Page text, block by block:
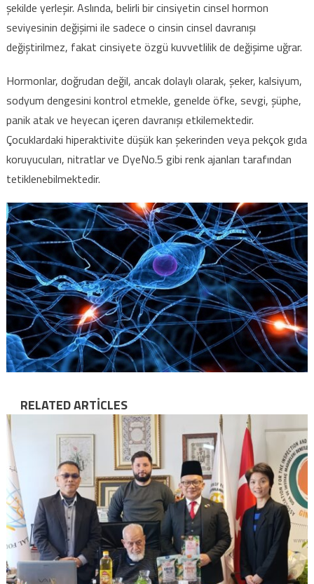
şekilde yerleşir. Aslında, belirli bir cinsiyetin cinsel hormon
seviyesinin değişimi ile sadece o cinsin cinsel davranışı
değiştirilmez, fakat cinsiyete özgü kuvvetlilik de değişime uğrar.
Hormonlar, doğrudan değil, ancak dolaylı olarak, şeker, kalsiyum,
sodyum dengesini kontrol etmekle, genelde öfke, sevgi, şüphe,
panik atak ve heyecan içeren davranışı etkilemektedir.
Çocuklardaki hiperaktivite düşük kan şekerinden veya pekçok gıda
koruyucuları, nitratlar ve DyeNo.5 gibi renk ajanları tarafından
tetiklenebilmektedir.
RELATED ARTICLES